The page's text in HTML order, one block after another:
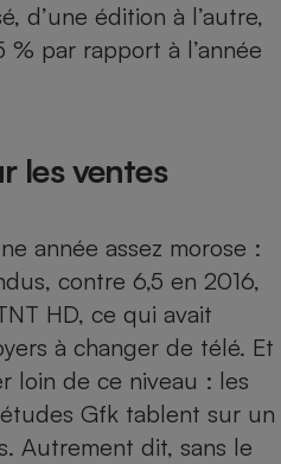
d’une édition à l’autre,
par rapport à l’année
les ventes
année assez morose :
contre 6,5 en 2016,
HD, ce qui avait
à changer de télé. Et
loin de ce niveau : les
Gfk tablent sur un
Autrement dit, sans le
alimentaire
Assurance emprunteur
Lave-linge
Téléviseur
Matelas
Radiateur électrique
Mutuelle
Antimoustique